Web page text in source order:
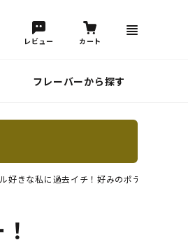
レビュー カート
フレーバーから探す
好きな私に過去イチ！好みのポテチに出会